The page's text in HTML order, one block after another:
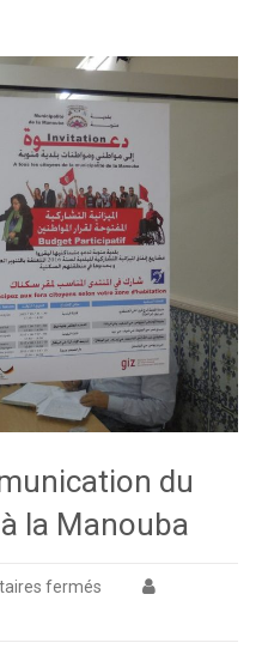
du
la Manouba
fermés